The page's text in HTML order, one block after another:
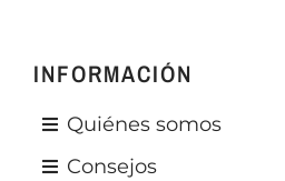
INFORMACIÓN
Quiénes somos
Consejos